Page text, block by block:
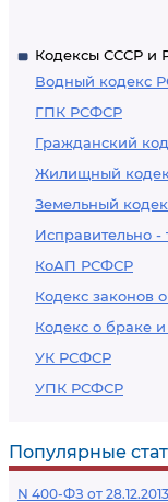
Кодексы СССР и
Водный кодекс
ГПК РСФСР
Гражданский
Жилищный
Земельный
Исправительно
КоАП РСФСР
Кодекс законов
Кодекс о браке
УК РСФСР
УПК РСФСР
Популярные
N 400-ФЗ от 28.12.2013